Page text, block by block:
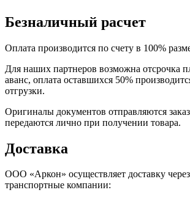
Безналичный расчет
Оплата производится по счету в 100%
Для наших партнеров возможна отсрочка
аванс, оплата оставшихся 50%
отгрузки.
Оригиналы документов отправляются
передаются лично при получении товара.
Доставка
ООО «Аркон» осуществляет доставку
транспортные компании: